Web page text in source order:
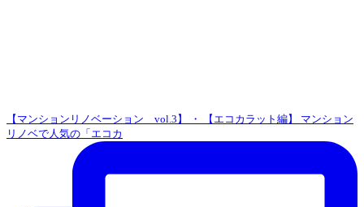
【マンションリノベーション vol.3】 ・ 【エコカラット編】 マンション
リノベで人気の「エコカ